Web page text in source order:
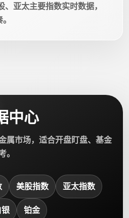
亚太主要指数实时数据，
中心
属市场，适合开盘盯盘、基金
。
美股指数 亚太指数
银 铂金